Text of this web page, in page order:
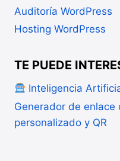
Auditoría WordPress
Hosting WordPress
TE PUEDE
Inteligencia
Generador de enlace
personalizado y QR